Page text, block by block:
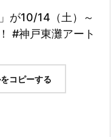
が10/14（土）～
#神戸東灘アート
コピーする